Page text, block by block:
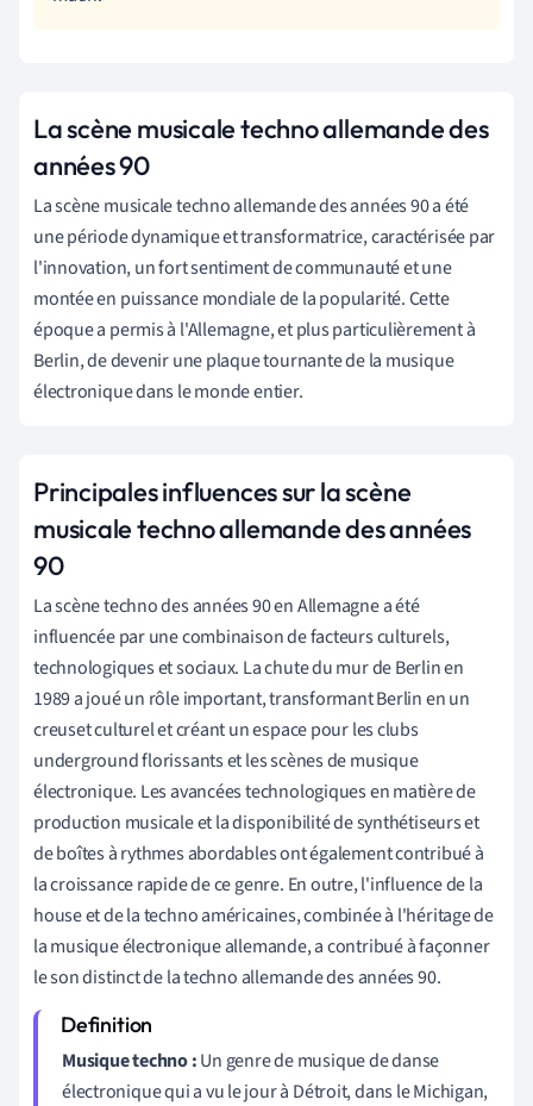
La scène musicale techno allemande des
années 90
La scène musicale techno allemande des années 90 a été
une période dynamique et transformatrice, caractérisée par
l'innovation, un fort sentiment de communauté et une
montée en puissance mondiale de la popularité. Cette
époque a permis à l'Allemagne, et plus particulièrement à
Berlin, de devenir une plaque tournante de la musique
électronique dans le monde entier.
Principales influences sur la scène
musicale techno allemande des années
90
La scène techno des années 90 en Allemagne a été
influencée par une combinaison de facteurs culturels,
technologiques et sociaux. La chute du mur de Berlin en
1989 a joué un rôle important, transformant Berlin en un
creuset culturel et créant un espace pour les clubs
underground florissants et les scènes de musique
électronique. Les avancées technologiques en matière de
production musicale et la disponibilité de synthétiseurs et
de boîtes à rythmes abordables ont également contribué à
la croissance rapide de ce genre. En outre, l'influence de la
house et de la techno américaines, combinée à l'héritage de
la musique électronique allemande, a contribué à façonner
le son distinct de la techno allemande des années 90.
Musique techno :Un genre de musique de danse
électronique qui a vu le jour à Détroit, dans le Michigan,